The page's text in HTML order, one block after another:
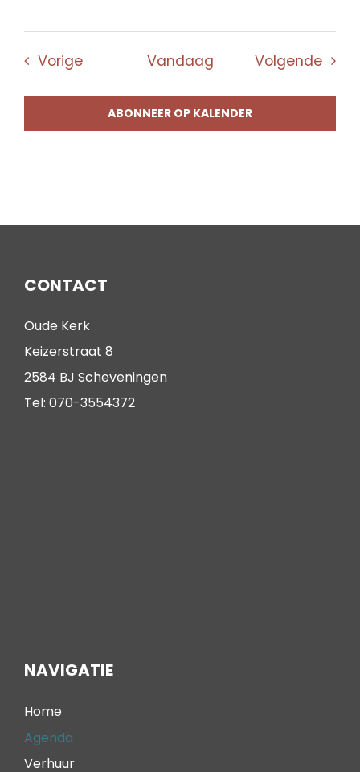
VorigeEvenementenVandaag Volgende
ABONNEER OP KALENDER
CONTACT
Oude Kerk
Keizerstraat 8
2584 BJ Scheveningen
Tel: 070-3554372
NAVIGATIE
Home
Agenda
Verhuur